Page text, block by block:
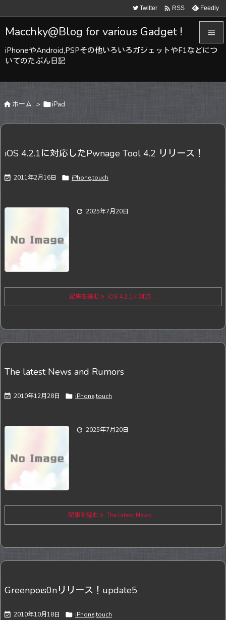
Macchky@Blog for various Gadget !
iPhoneやAndroid,PSPその他いろいろガジェットやF1などにつ
いてのたぶん日記



Twitter  RSS Feedly
 ホーム > iPad
iOS 4.2.1に対応したPwnage Tool 4.2 リリース！
 2011年2月16日  iPhone,touch
 2025年7月20日
記事を読む iOS 4.2.1に対応 ...
The latest News and Rumors
 2010年12月28日  iPhone,touch
 2025年7月20日
記事を読む The latest News ...
Greenpois0nリリース！update5
 2010年10月18日  iPhone,touch